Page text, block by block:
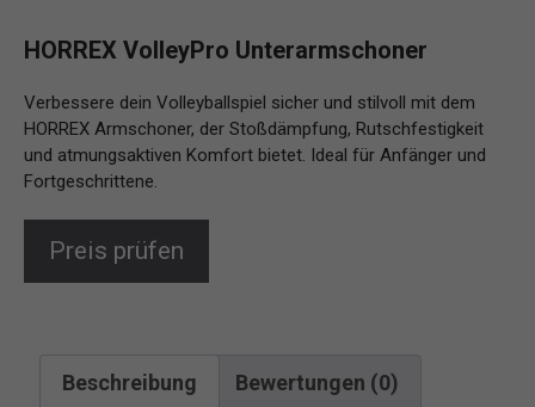
HORREX VolleyPro Unterarmschoner
Verbessere dein Volleyballspiel sicher und stilvoll mit dem
HORREX Armschoner, der Stoßdämpfung, Rutschfestigkeit
und atmungsaktiven Komfort bietet. Ideal für Anfänger und
Fortgeschrittene.
Preis prüfen
Beschreibung Bewertungen (0)